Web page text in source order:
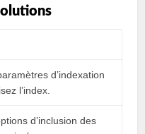
d’indexation
l’index.
d’inclusion des